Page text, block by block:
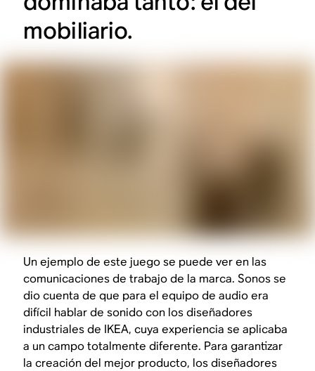
mobiliario.
Un ejemplo de este juego se puede ver en las
comunicaciones de trabajo de la marca. Sonos se
dio cuenta de que para el equipo de audio era
difícil hablar de sonido con los diseñadores
industriales de IKEA, cuya experiencia se aplicaba
a un campo totalmente diferente. Para garantizar
la creación del mejor producto, los diseñadores